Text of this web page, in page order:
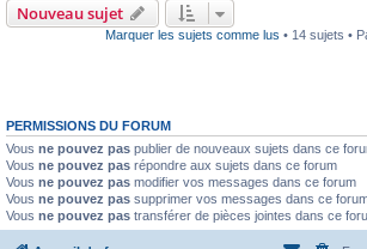
Nouveau sujet
Marquer les sujets comme lus • 14 sujets •
PERMISSIONS DU FORUM
Vous ne pouvez pas publier de nouveaux sujets dans ce
Vous ne pouvez pas répondre aux sujets dans ce forum
Vous ne pouvez pas modifier vos messages dans ce forum
Vous ne pouvez pas supprimer vos messages dans ce
Vous ne pouvez pas transférer de pièces jointes dans ce